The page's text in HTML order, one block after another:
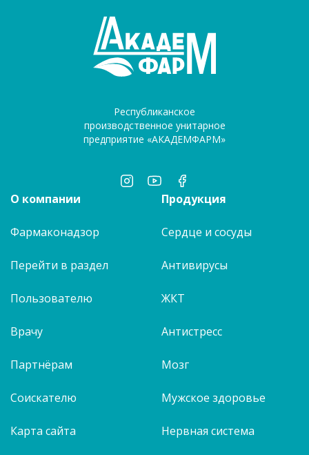
Республиканское
производственное унитарное
предприятие «АКАДЕМФАРМ»
О компании
Фармаконадзор
Перейти в раздел
Пользователю
Врачу
Партнёрам
Соискателю
Карта сайта
Продукция
Сердце и сосуды
Антивирусы
ЖКТ
Антистресс
Мозг
Мужское здоровье
Нервная система